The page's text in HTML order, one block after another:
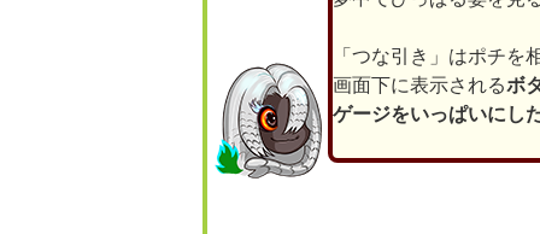
「つな引き」はポチを
画面下に表示されるボ
ゲージをいっぱいにし